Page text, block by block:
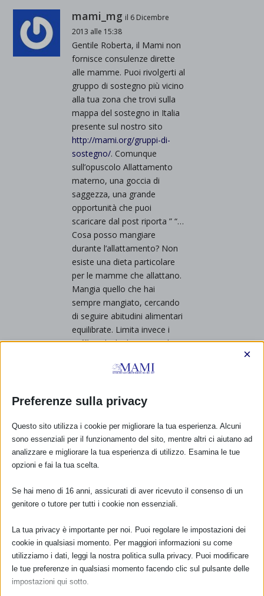
mami_mg il 6 Dicembre
2013 alle 15:38
Gentile Roberta, il Mami non
fornisce consulenze dirette
alle mamme. Puoi rivolgerti al
gruppo di sostegno più vicino
alla tua zona che trovi sulla
mappa del sostegno in Italia
presente sul nostro sito
http://mami.org/gruppi-di-
sostegno/. Comunque
sull’opuscolo Allattamento
materno, una goccia di
saggezza, una grande
opportunità che puoi
scaricare dal post riporta ” “…
Cosa posso mangiare
durante l’allattamento? Non
esiste una dieta particolare
per le mamme che allattano.
Mangia quello che hai
sempre mangiato, cercando
di seguire abitudini alimentari
equilibrate. Limita invece i
caffè e gli alcolici. Cerca di
smettere non rinunciare
e quindi Buon allattamento!!!
RISPONDI
Preferenze sulla privacy
×
Questo sito utilizza i cookie per migliorare la tua esperienza. Alcuni
sono essenziali per il funzionamento del sito, mentre altri ci aiutano ad
analizzare e migliorare la tua esperienza di utilizzo. Esamina le tue
opzioni e fai la tua scelta.
Se hai meno di 16 anni, assicurati di aver ricevuto il consenso di un
genitore o tutore per tutti i cookie non essenziali.
La tua privacy è importante per noi. Puoi regolare le impostazioni dei
cookie in qualsiasi momento. Per maggiori informazioni su come
utilizziamo i dati, leggi la nostra politica sulla privacy. Puoi modificare
le tue preferenze in qualsiasi momento facendo clic sul pulsante delle
impostazioni qui sotto.